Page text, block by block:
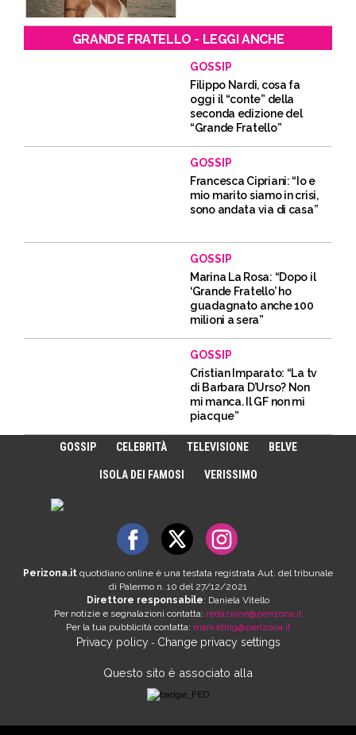
GRANDE FRATELLO - LEGGI ANCHE
GOSSIP
Filippo Nardi, cosa fa
oggi il “conte” della
seconda edizione del
“Grande Fratello”
GOSSIP
Francesca Cipriani: “Io e
mio marito siamo in crisi,
sono andata via di casa”
GOSSIP
Marina La Rosa: “Dopo il
‘Grande Fratello’ ho
guadagnato anche 100
milioni a sera”
GOSSIP
Cristian Imparato: “La tv
di Barbara D’Urso? Non
mi manca. Il GF non mi
piacque”
GOSSIP CELEBRITÀ TELEVISIONE BELVE
ISOLA DEI FAMOSI VERISSIMO
Perizona.it quotidiano online è una testata registrata Aut. del tribunale
di Palermo n. 10 del 27/12/2021
Direttore responsabile: Daniela Vitello
Per notizie e segnalazioni contatta: redazione@perizona.it
Per la tua pubblicità contatta: marketing@perizona.it
Privacy policy- Change privacy settings
Questo sito è associato alla